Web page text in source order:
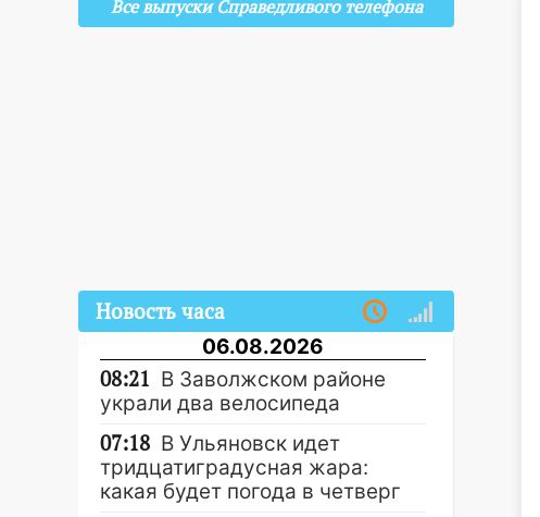
Все выпуски Справедливого телефона
Новость часа
06.08.2026
08:21 В Заволжском районе
украли два велосипеда
07:18 В Ульяновск идет
тридцатиградусная жара:
какая будет погода в четверг